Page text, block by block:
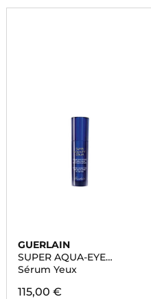
GUERLAIN
SUPER AQUA-EYE
SÉRUM
Sérum Yeux
115,00 €